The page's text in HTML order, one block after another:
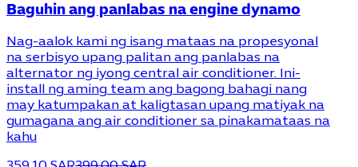
Baguhin ang panlabas na engine dynamo
Nag-aalok kami ng isang mataas na propesyonal
na serbisyo upang palitan ang panlabas na
alternator ng iyong central air conditioner. Ini-
install ng aming team ang bagong bahagi nang
may katumpakan at kaligtasan upang matiyak na
gumagana ang air conditioner sa pinakamataas na
kahu